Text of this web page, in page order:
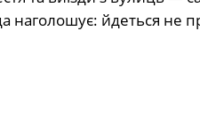
наголошує: йдеться не